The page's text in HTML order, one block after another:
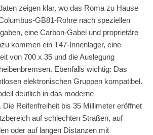
zeigen klar, wo das Roma zu Hause
GB81-Rohre nach speziellen
eine Carbon-Gabel und proprietäre
kommen ein T47-Innenlager, eine
von 700 x 35 und die Auslegung
Ebenfalls wichtig: Das
elektronischen Gruppen kompatibel.
deutlich in das moderne
Die Reifenfreiheit bis 35 Millimeter eröffnet
auf schlechten Straßen, auf
oder auf langen Distanzen mit